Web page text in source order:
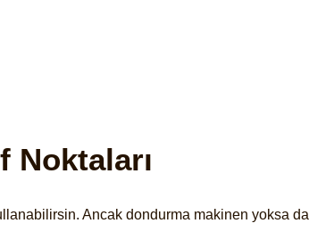
Noktaları
Ancak dondurma makinen yoksa da